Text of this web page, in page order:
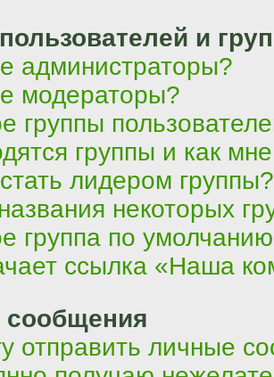
и
администраторы?
модераторы?
группы
группы и как
лидером группы?
некоторых
группа по
ссылка «Наша
отправить личные